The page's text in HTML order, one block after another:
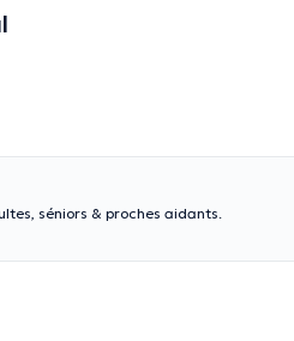
séniors & proches aidants.